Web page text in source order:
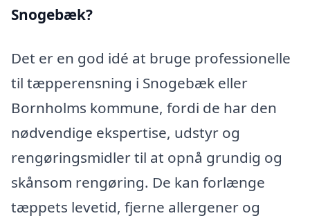
Snogebæk?
Det er en god idé at bruge professionelle
til tæpperensning i Snogebæk eller
Bornholms kommune, fordi de har den
nødvendige ekspertise, udstyr og
rengøringsmidler til at opnå grundig og
skånsom rengøring. De kan forlænge
tæppets levetid, fjerne allergener og